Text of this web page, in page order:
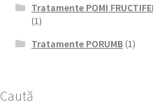
Tratamente POMI
(1)
Tratamente PORUMB(1)
Caută